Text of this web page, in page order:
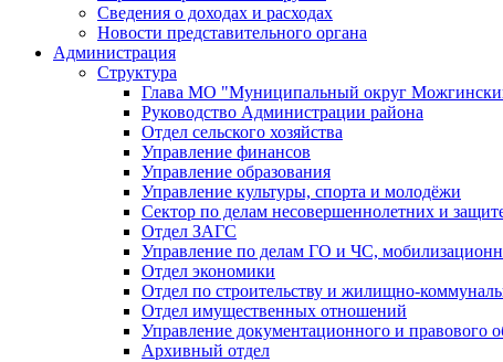
Сведения о доходах и расходах
Новости представительного органа
Администрация
Структура
Глава МО "Муниципальный округ
Руководство Администрации района
Отдел сельского хозяйства
Управление финансов
Управление образования
Управление культуры, спорта и молодёжи
Сектор по делам несовершеннолетних и
Отдел ЗАГС
Управление по делам ГО и ЧС,
Отдел экономики
Отдел по строительству и жилищно-
Отдел имущественных отношений
Управление документационного и правового
Архивный отдел